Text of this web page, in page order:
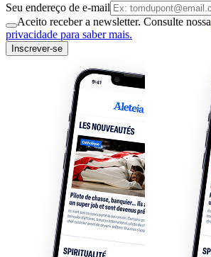
Seu endereço de e-mail
Aceito receber a newsletter. Consulte nossa
privacidade para saber mais.
Inscrever-se